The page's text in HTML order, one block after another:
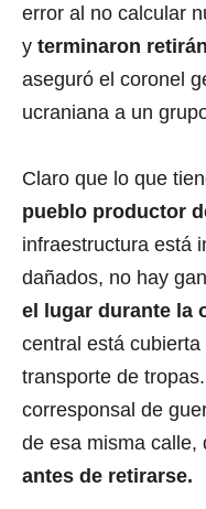
error al no calcular
y terminaron
aseguró el coronel
ucraniana a un
Claro que lo que
pueblo productor
infraestructura está
dañados, no hay
el lugar durante la
central está
transporte de
corresponsal de
de esa misma calle,
antes de retirarse.